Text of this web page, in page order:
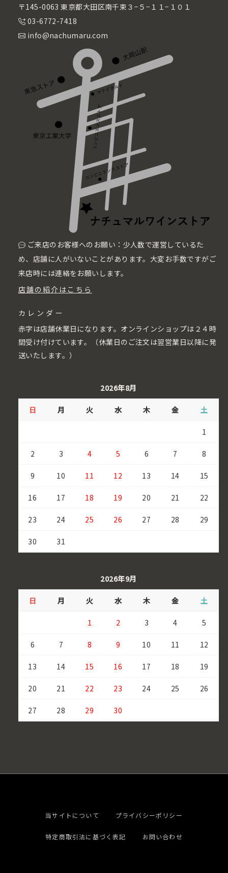
〒145-0063 東京都大田区南千束３−５−１１−１０１
03-6772-7418
info@nachumaru.com
ご来店のお客様へのお願い：少人数で運営しているた
め、店舗に人がいないことがあります。大変お手数ですがご
来店時には連絡をお願いします。
店舗の紹介はこちら
カレンダー
赤字は店舗休業日になります。オンラインショップは２４時
間受け付けています。（休業日のご注文は翌営業日以降に発
送いたします。）
2026年8月
日 月 火 水 木 金 土
1
2 3 4 5 6 7 8
9 10 11 12 13 14 15
16 17 18 19 20 21 22
23 24 25 26 27 28 29
30 31
2026年9月
日 月 火 水 木 金 土
1 2 3 4 5
6 7 8 9 10 11 12
13 14 15 16 17 18 19
20 21 22 23 24 25 26
27 28 29 30
当サイトについて プライバシーポリシー
特定商取引法に基づく表記 お問い合わせ